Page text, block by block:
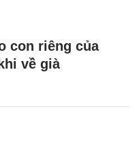
con riêng của
về già